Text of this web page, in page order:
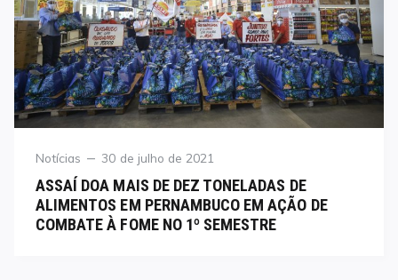
Category
Notícias
Posted
30 de julho de 2021
ASSAÍ DOA MAIS DE DEZ TONELADAS DE
ALIMENTOS EM PERNAMBUCO EM AÇÃO DE
COMBATE À FOME NO 1º SEMESTRE